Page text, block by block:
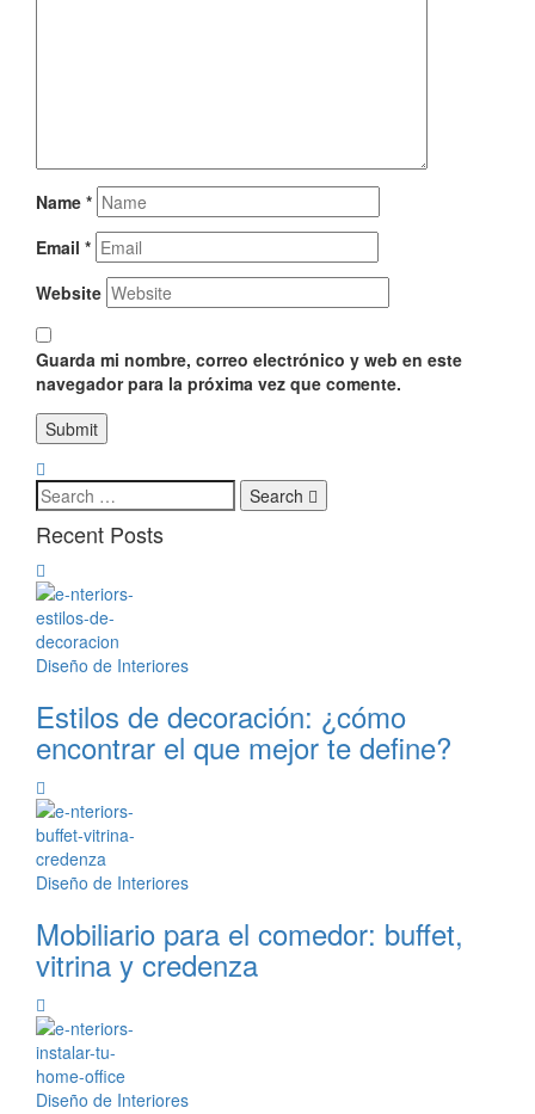
Name *
Email *
Website
Guarda mi nombre, correo electrónico y web en este
navegador para la próxima vez que comente.
Search
Recent Posts
Diseño de Interiores
Estilos de decoración: ¿cómo
encontrar el que mejor te define?
Diseño de Interiores
Mobiliario para el comedor: buffet,
vitrina y credenza
Diseño de Interiores